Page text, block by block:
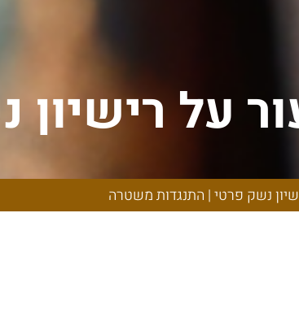
על
נשק פרטי | התנגדות משטרה